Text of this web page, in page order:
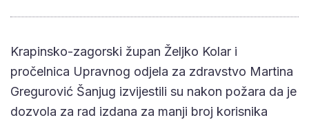
Krapinsko-zagorski župan Željko Kolar i
pročelnica Upravnog odjela za zdravstvo Martina
Gregurović Šanjug izvijestili su nakon požara da je
dozvola za rad izdana za manji broj korisnika